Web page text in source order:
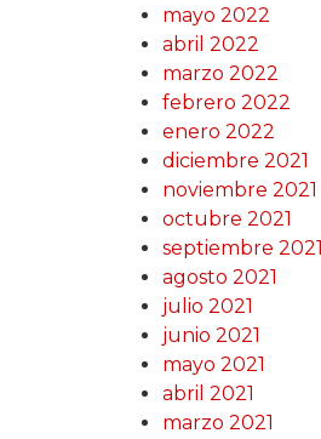
mayo 2022
abril 2022
marzo 2022
febrero 2022
enero 2022
diciembre 2021
noviembre 2021
octubre 2021
septiembre 2021
agosto 2021
julio 2021
junio 2021
mayo 2021
abril 2021
marzo 2021